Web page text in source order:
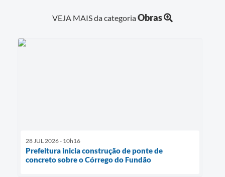
VEJA MAIS da categoriaObras
28 JUL 2026 - 10h16
Prefeitura inicia construção de ponte de
concreto sobre o Córrego do Fundão